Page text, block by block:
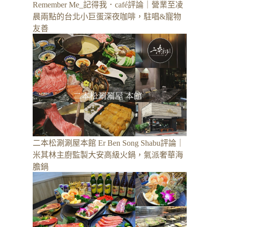
Remember Me_記得我．café評論｜營業至凌
晨兩點的台北小巨蛋深夜咖啡，駐唱&寵物
友善
二本松涮涮屋本館 Er Ben Song Shabu評論｜
米其林主廚監製大安高級火鍋，氣派奢華海
膽鍋